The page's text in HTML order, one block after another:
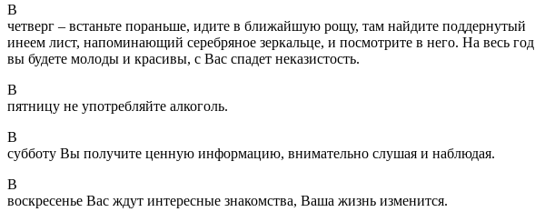
В
четверг – встаньте пораньше, идите в ближайшую рощу, там найдите поддернутый
инеем лист, напоминающий серебряное зеркальце, и посмотрите в него. На весь год
вы будете молоды и красивы, с Вас спадет неказистость.
В
пятницу не употребляйте алкоголь.
В
субботу Вы получите ценную информацию, внимательно слушая и наблюдая.
В
воскресенье Вас ждут интересные знакомства, Ваша жизнь изменится.